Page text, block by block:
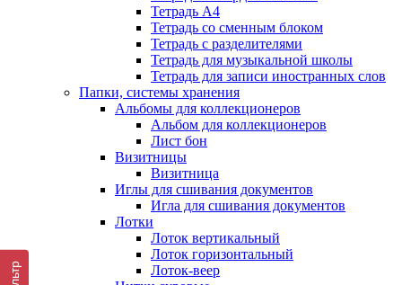
Тетрадь А4
Тетрадь со сменным блоком
Тетрадь с разделителями
Тетрадь для музыкальной школы
Тетрадь для записи иностранных слов
Папки, системы хранения
Альбомы для коллекционеров
Альбом для коллекционеров
Лист бон
Визитницы
Визитница
Иглы для сшивания документов
Игла для сшивания документов
Лотки
Лоток вертикальный
Лоток горизонтальный
Лоток-веер